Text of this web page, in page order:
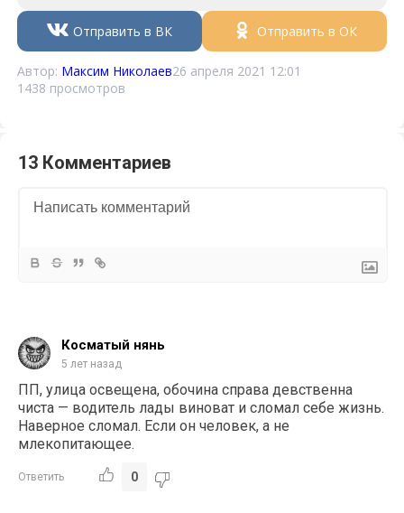
Отправить в ВК Отправить в ОК
Автор: Максим Николаев26 апреля 2021 12:01
1438 просмотров
13 Комментариев
Косматый нянь
5 лет назад
ПП, улица освещена, обочина справа девственна
чиста — водитель лады виноват и сломал себе жизнь.
Наверное сломал. Если он человек, а не
млекопитающее.
Ответить 0